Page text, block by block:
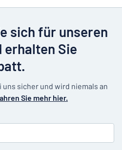
sich für unseren
erhalten Sie
sicher und wird niemals an
Sie mehr hier.